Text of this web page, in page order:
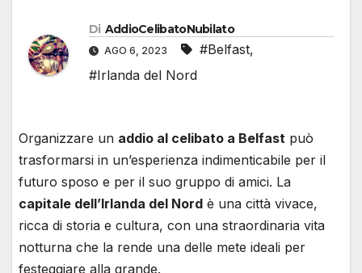
Di AddioCelibatoNubilato
AGO 6, 2023 #Belfast,
#Irlanda del Nord
Organizzare un addio al celibato a Belfast può
trasformarsi in un’esperienza indimenticabile per il
futuro sposo e per il suo gruppo di amici. La
capitale dell’Irlanda del Nord è una città vivace,
ricca di storia e cultura, con una straordinaria vita
notturna che la rende una delle mete ideali per
festeggiare alla grande.